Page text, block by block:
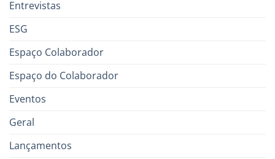
Entrevistas
ESG
Espaço Colaborador
Espaço do Colaborador
Eventos
Geral
Lançamentos